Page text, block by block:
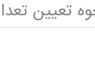
تعیین